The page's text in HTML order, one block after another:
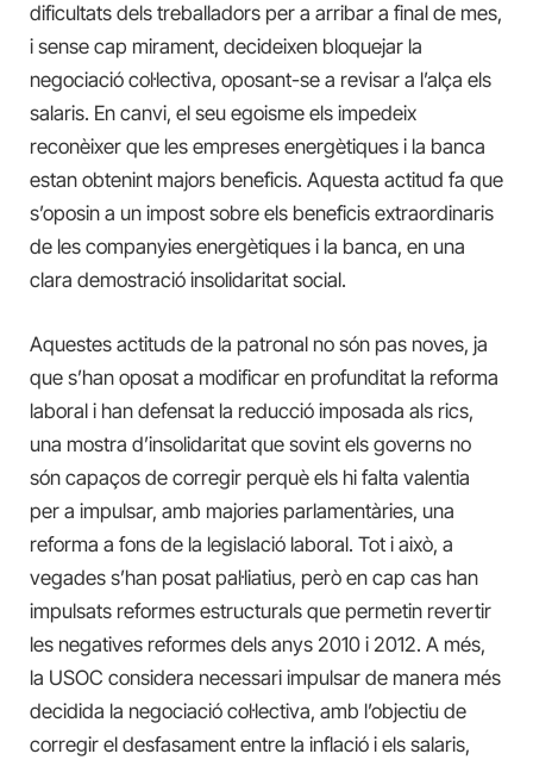
dificultats dels treballadors per a arribar a final de mes,
i sense cap mirament, decideixen bloquejar la
negociació col·lectiva, oposant-se a revisar a l’alça els
salaris. En canvi, el seu egoisme els impedeix
reconèixer que les empreses energètiques i la banca
estan obtenint majors beneficis. Aquesta actitud fa que
s’oposin a un impost sobre els beneficis extraordinaris
de les companyies energètiques i la banca, en una
clara demostració insolidaritat social.
Aquestes actituds de la patronal no són pas noves, ja
que s’han oposat a modificar en profunditat la reforma
laboral i han defensat la reducció imposada als rics,
una mostra d’insolidaritat que sovint els governs no
són capaços de corregir perquè els hi falta valentia
per a impulsar, amb majories parlamentàries, una
reforma a fons de la legislació laboral. Tot i això, a
vegades s’han posat pal·liatius, però en cap cas han
impulsats reformes estructurals que permetin revertir
les negatives reformes dels anys 2010 i 2012. A més,
la USOC considera necessari impulsar de manera més
decidida la negociació col·lectiva, amb l’objectiu de
corregir el desfasament entre la inflació i els salaris,